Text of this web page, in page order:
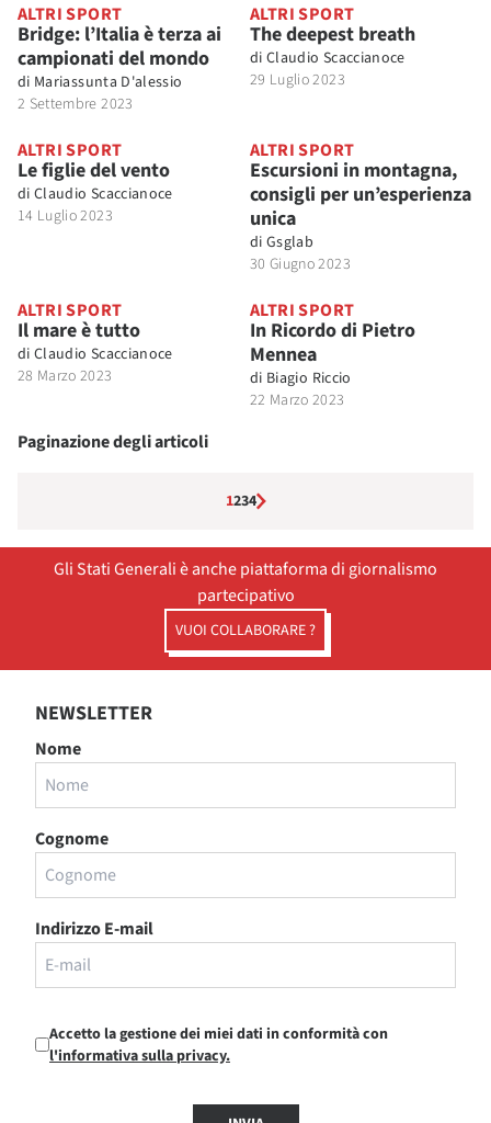
ALTRI SPORT
Bridge: l’Italia è terza ai
campionati del mondo
di Mariassunta D'alessio
2 Settembre 2023
ALTRI SPORT
The deepest breath
di Claudio Scaccianoce
29 Luglio 2023
ALTRI SPORT
Le figlie del vento
di Claudio Scaccianoce
14 Luglio 2023
ALTRI SPORT
Escursioni in montagna,
consigli per un’esperienza
unica
di Gsglab
30 Giugno 2023
ALTRI SPORT
Il mare è tutto
di Claudio Scaccianoce
28 Marzo 2023
ALTRI SPORT
In Ricordo di Pietro
Mennea
di Biagio Riccio
22 Marzo 2023
Paginazione degli articoli
1234
Gli Stati Generali è anche piattaforma di giornalismo
partecipativo
VUOI COLLABORARE ?
NEWSLETTER
Nome
Cognome
Indirizzo E-mail
Accetto la gestione dei miei dati in conformità con
l'informativa sulla privacy.